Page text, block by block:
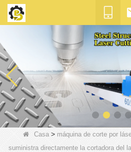
Casa > máquina de corte por
suministra directamente la cortadora del